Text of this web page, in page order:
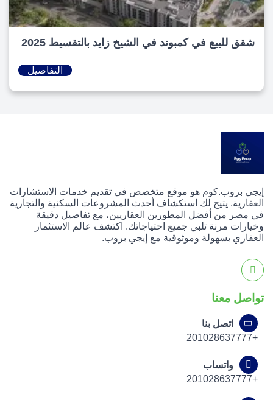
شقق للبيع في كمبوند في الشيخ زايد بالتقسيط 2025
التفاصيل
إيجي بروب.كوم هو موقع متخصص في تقديم خدمات الاستشارات
العقارية. يتيح لك استكشاف أحدث المشروعات السكنية والتجارية
في مصر من أفضل المطورين العقاريين، مع تفاصيل دقيقة
وخيارات مرنة تلبي جميع احتياجاتك. اكتشف عالم الاستثمار
العقاري بسهولة وموثوقية مع إيجي بروب.
تواصل معنا
اتصل بنا
+201028637777
واتساب
+201028637777